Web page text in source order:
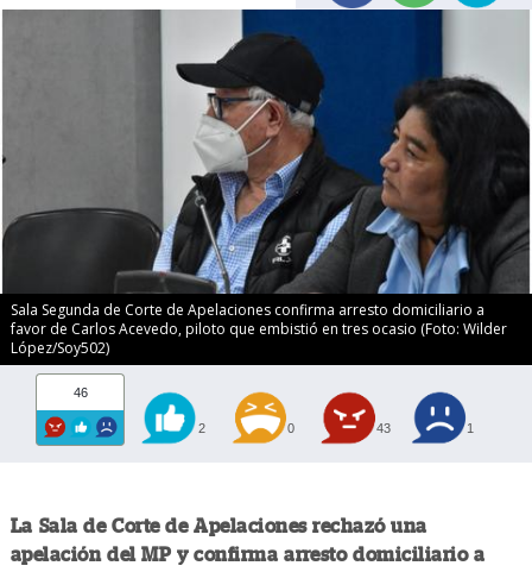
Sala Segunda de Corte de Apelaciones confirma arresto domiciliario a
favor de Carlos Acevedo, piloto que embistió en tres ocasio (Foto: Wilder
López/Soy502)
46
2 0 43 1
La Sala de Corte de Apelaciones rechazó una
apelación del MP y confirma arresto domiciliario a